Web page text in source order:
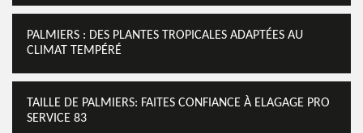
PALMIERS : DES PLANTES TROPICALES ADAPTÉES AU
CLIMAT TEMPÉRÉ
TAILLE DE PALMIERS: FAITES CONFIANCE À ELAGAGE PRO
SERVICE 83